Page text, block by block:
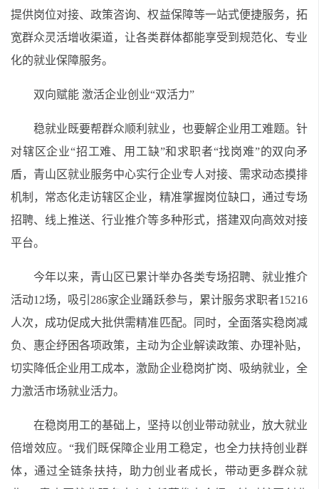
提供岗位对接、政策咨询、权益保障等一站式便捷服务，拓
宽群众灵活增收渠道，让各类群体都能享受到规范化、专业
化的就业保障服务。
双向赋能 激活企业创业“双活力”
稳就业既要帮群众顺利就业，也要解企业用工难题。针
对辖区企业“招工难、用工缺”和求职者“找岗难”的双向矛
盾，青山区就业服务中心实行企业专人对接、需求动态摸排
机制，常态化走访辖区企业，精准掌握岗位缺口，通过专场
招聘、线上推送、行业推介等多种形式，搭建双向高效对接
平台。
今年以来，青山区已累计举办各类专场招聘、就业推介
活动12场，吸引286家企业踊跃参与，累计服务求职者15216
人次，成功促成大批供需精准匹配。同时，全面落实稳岗减
负、惠企纾困各项政策，主动为企业解读政策、办理补贴，
切实降低企业用工成本，激励企业稳岗扩岗、吸纳就业，全
力激活市场就业活力。
在稳岗用工的基础上，坚持以创业带动就业，放大就业
倍增效应。“我们既保障企业用工稳定，也全力扶持创业群
体，通过全链条扶持，助力创业者成长，带动更多群众就